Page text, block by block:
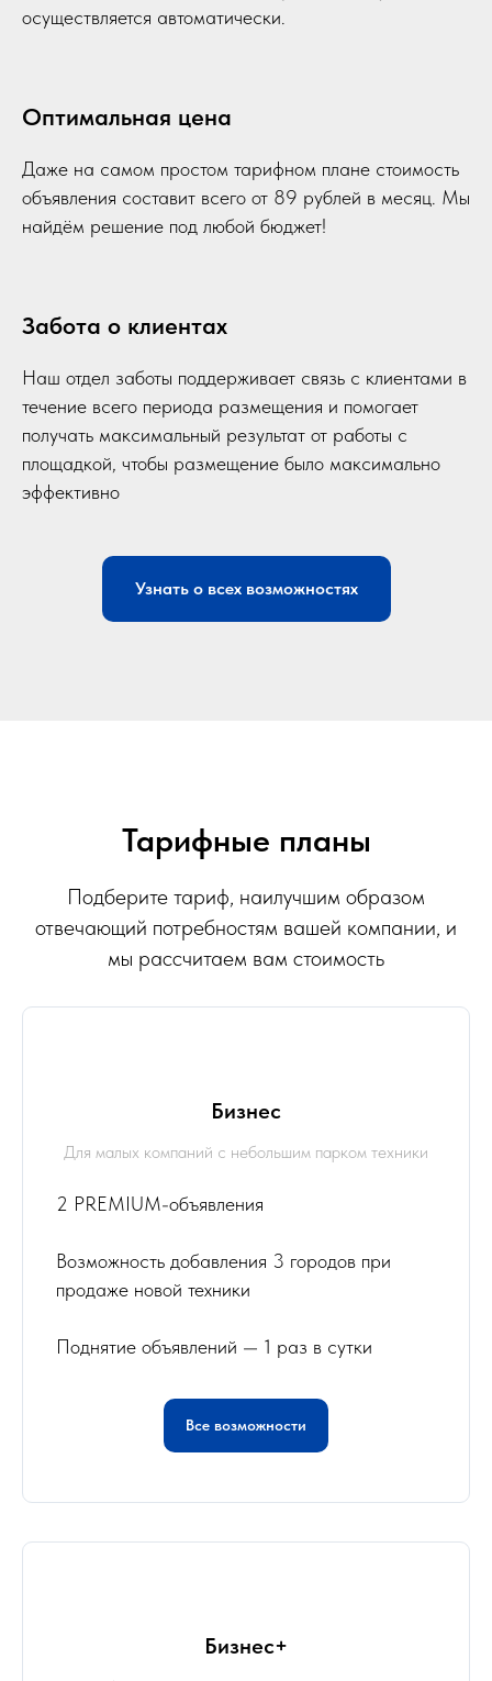
осуществляется автоматически.
Оптимальная цена
Даже на самом простом тарифном плане стоимость
объявления составит всего от 89 рублей в месяц. Мы
найдём решение под любой бюджет!
Забота о клиентах
Наш отдел заботы поддерживает связь с клиентами в
течение всего периода размещения и помогает
получать максимальный результат от работы с
площадкой, чтобы размещение было максимально
эффективно
Узнать о всех возможностях
Тарифные планы
Подберите тариф, наилучшим образом
отвечающий потребностям вашей компании, и
мы рассчитаем вам стоимость
Бизнес
Для малых компаний с небольшим парком техники
2 PREMIUM-объявления
Возможность добавления 3 городов при
продаже новой техники
Поднятие объявлений — 1 раз в сутки
Все возможности
Бизнес+